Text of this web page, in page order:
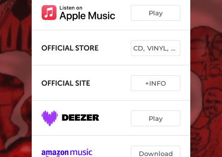
Kartikkeya
03:30
Alabama (feat. Falsalarma) 04:13
03:10
Deserta 03:03
Play
CD, VINYL, MERCH
+INFO
Play
Download